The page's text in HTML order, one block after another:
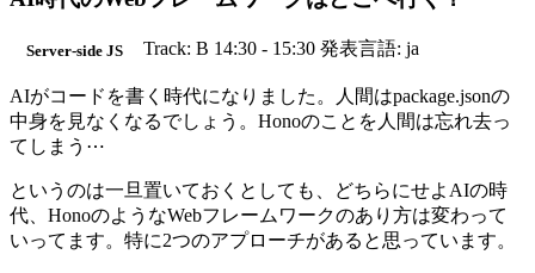
Server-side JS Track: B 14:30 - 15:30発表言語: ja
AIがコードを書く時代になりました。人間はpackage.jsonの
中身を見なくなるでしょう。Honoのことを人間は忘れ去っ
てしまう⋯
というのは一旦置いておくとしても、どちらにせよAIの時
代、HonoのようなWebフレームワークのあり方は変わって
いってます。特に2つのアプローチがあると思っています。